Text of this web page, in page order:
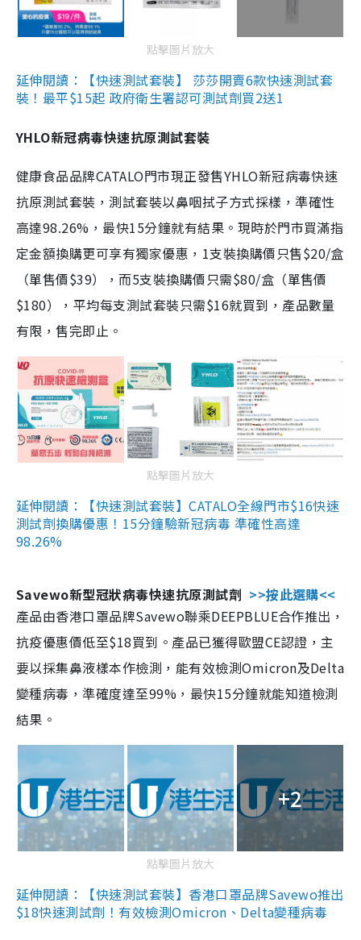
點擊圖片放大
延伸閱讀：【快速測試套裝】 莎莎開賣6款快速測試套
裝！最平$15起 政府衛生署認可測試劑買2送1
YHLO新冠病毒快速抗原測試套裝
健康食品品牌CATALO門市現正發售YHLO新冠病毒快速
抗原測試套裝，測試套裝以鼻咽拭子方式採樣，準確性
高達98.26%，最快15分鐘就有結果。現時於門市買滿指
定金額換購更可享有獨家優惠，1支裝換購價只售$20/盒
（單售價$39），而5支裝換購價只需$80/盒（單售價
$180），平均每支測試套裝只需$16就買到，產品數量
有限，售完即止。
點擊圖片放大
延伸閱讀：【快速測試套裝】CATALO全線門市$16快速
測試劑換購優惠！15分鐘驗新冠病毒 準確性高達
98.26%
Savewo新型冠狀病毒快速抗原測試劑 >>按此選購<<
產品由香港口罩品牌Savewo聯乘DEEPBLUE合作推出，
抗疫優惠價低至$18買到。產品已獲得歐盟CE認證，主
要以採集鼻液樣本作檢測，能有效檢測Omicron及Delta
變種病毒，準確度達至99%，最快15分鐘就能知道檢測
結果。
+2
點擊圖片放大
延伸閱讀：【快速測試套裝】香港口罩品牌Savewo推出
$18快速測試劑！有效檢測Omicron、Delta變種病毒